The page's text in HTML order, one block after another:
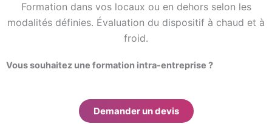
Formation dans vos locaux ou en dehors selon les
modalités définies. Évaluation du dispositif à chaud et à
froid.
Vous souhaitez une formation intra-entreprise ?
Demander un devis